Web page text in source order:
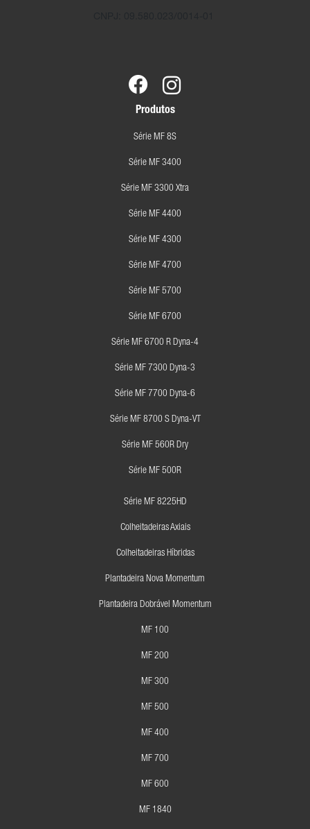
Produtos
Série MF 8S
Série MF 3400
Série MF 3300 Xtra
Série MF 4400
Série MF 4300
Série MF 4700
Série MF 5700
Série MF 6700
Série MF 6700 R Dyna-4
Série MF 7300 Dyna-3
Série MF 7700 Dyna-6
Série MF 8700 S Dyna-VT
Série MF 560R Dry
Série MF 500R
Série MF 8225HD
Colheitadeiras Axiais
Colheitadeiras Híbridas
Plantadeira Nova Momentum
Plantadeira Dobrável Momentum
MF 100
MF 200
MF 300
MF 500
MF 400
MF 700
MF 600
MF 1840